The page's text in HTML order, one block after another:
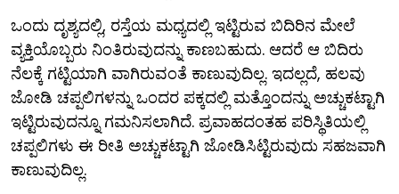
ಒಂದು ದೃಶ್ಯದಲ್ಲಿ, ರಸ್ತೆಯ ಮಧ್ಯದಲ್ಲಿ ಇಟ್ಟಿರುವ ಬಿದಿರಿನ ಮೇಲೆ
ವ್ಯಕ್ತಿಯೊಬ್ಬರು ನಿಂತಿರುವುದನ್ನು ಕಾಣಬಹುದು. ಆದರೆ ಆ ಬಿದಿರು
ನೆಲಕ್ಕೆ ಗಟ್ಟಿಯಾಗಿ ವಾಗಿರುವಂತೆ ಕಾಣುವುದಿಲ್ಲ. ಇದಲ್ಲದೆ, ಹಲವು
ಜೋಡಿ ಚಪ್ಪಲಿಗಳನ್ನು ಒಂದರ ಪಕ್ಕದಲ್ಲಿ ಮತ್ತೊಂದನ್ನು ಅಚ್ಚುಕಟ್ಟಾಗಿ
ಇಟ್ಟಿರುವುದನ್ನೂ ಗಮನಿಸಲಾಗಿದೆ. ಪ್ರವಾಹದಂತಹ ಪರಿಸ್ಥಿತಿಯಲ್ಲಿ
ಚಪ್ಪಲಿಗಳು ಈ ರೀತಿ ಅಚ್ಚುಕಟ್ಟಾಗಿ ಜೋಡಿಸಿಟ್ಟಿರುವುದು ಸಹಜವಾಗಿ
ಕಾಣುವುದಿಲ್ಲ.